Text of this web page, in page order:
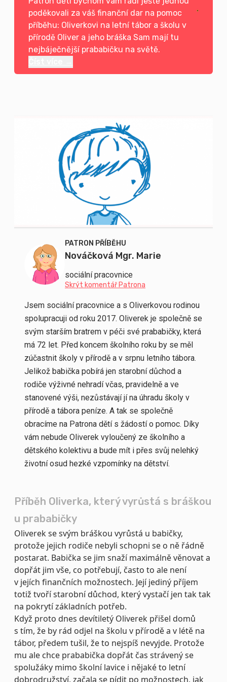
poděkovali za váš finanční dar na pomoc
příběhu: Oliverkovi na letní tábor a školu v
přírodě Oliver a jeho bráška Sam mají tu
nejbáječnější prababičku na světě.
PATRON PŘÍBĚHU
Nováčková Mgr. Marie
sociální pracovnice
Skrýt komentář Patrona
Jsem sociální pracovnice a s Oliverkovou rodinou
spolupracuji od roku 2017. Oliverek je společně se
svým starším bratrem v péči své prababičky, která
má 72 let. Před koncem školního roku by se měl
zúčastnit školy v přírodě a v srpnu letního tábora.
Jelikož babička pobírá jen starobní důchod a
rodiče výživné nehradí včas, pravidelně a ve
stanovené výši, nezůstávají jí na úhradu školy v
přírodě a tábora peníze. A tak se společně
obracíme na Patrona dětí s žádostí o pomoc. Díky
vám nebude Oliverek vyloučený ze školního a
dětského kolektivu a bude mít i přes svůj nelehký
životní osud hezké vzpomínky na dětství.
Příběh Oliverka, který vyrůstá s bráškou
u prababičky
Oliverek se svým bráškou vyrůstá u babičky,
protože jejich rodiče nebyli schopni se o ně řádně
postarat. Babička se jim snaží maximálně věnovat a
dopřát jim vše, co potřebují, často to ale není
v jejích finančních možnostech. Její jediný příjem
totiž tvoří starobní důchod, který vystačí jen tak tak
na pokrytí základních potřeb.
Když proto dnes devítiletý Oliverek přišel domů
s tím, že by rád odjel na školu v přírodě a v létě na
tábor, předem tušil, že to nejspíš nevyjde. Protože
mu ale chce prababička dopřát čas strávený se
spolužáky mimo školní lavice i nějaké to letní
dobrodružství, začala se pídit po možnostech, jak